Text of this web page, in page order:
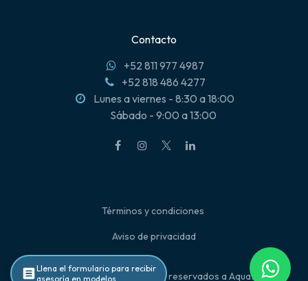
Llena el formulario para recibir
asesoría en modelos
Contacto
+52 811 977 4987
+52 818 486 4277
Lunes a viernes - 8:30 a 18:00
Sábado - 9:00 a 13:00
Términos y condiciones
Aviso de privacidad
2025 ©Todos los derechos reservados a Aquafilt